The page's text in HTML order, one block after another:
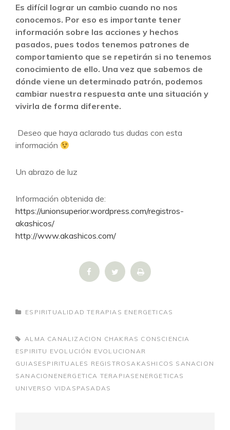
Es difícil lograr un cambio cuando no nos
conocemos. Por eso es importante tener
información sobre las acciones y hechos
pasados, pues todos tenemos patrones de
comportamiento que se repetirán si no tenemos
conocimiento de ello. Una vez que sabemos de
dónde viene un determinado patrón, podemos
cambiar nuestra respuesta ante una situación y
vivirla de forma diferente.
Deseo que haya aclarado tus dudas con esta
información
Un abrazo de luz
Información obtenida de:
https://unionsuperior.wordpress.com/registros-
akashicos/
http://www.akashicos.com/
CATEGORÍAS
ESPIRITUALIDAD TERAPIAS ENERGETICAS
ETIQUETAS,
ALMA CANALIZACION CHAKRAS CONSCIENCIA
ESPIRITU EVOLUCIÓN EVOLUCIONAR
GUIASESPIRITUALES REGISTROSAKASHICOS SANACION
SANACIONENERGETICA TERAPIASENERGETICAS
UNIVERSO VIDASPASADAS